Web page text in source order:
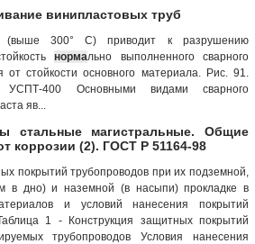
винипластовых труб
(выше 300° С) приводит к разрушению
нормально выполненного сварного
стойкости основного материала. Рис. 91.
УСПТ-400 Основными видами сварного
яв...
стальные магистральные. Общие
коррозии (2). ГОСТ Р 51164-98
покрытий трубопроводов при их подземной,
в дно) и наземной (в насыпи) прокладке в
и условий нанесения покрытий
1 - Конструкция защитных покрытий
трубопроводов Условия нанесения